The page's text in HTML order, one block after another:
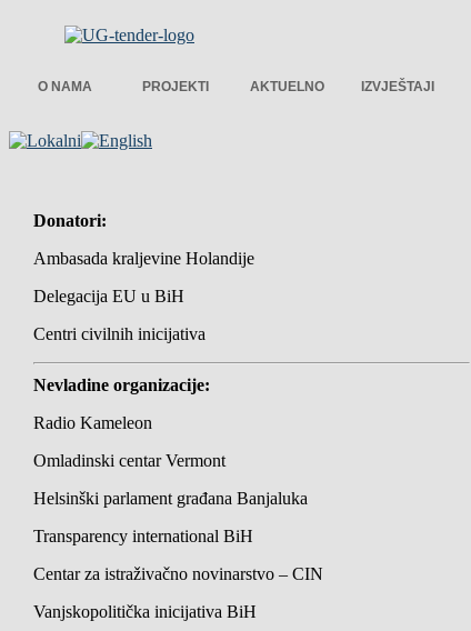
O NAMA PROJEKTI AKTUELNO IZVJEŠTAJI
Donatori:
Ambasada kraljevine Holandije
Delegacija EU u BiH
Centri civilnih inicijativa
Nevladine organizacije:
Radio Kameleon
Omladinski centar Vermont
Helsinški parlament građana Banjaluka
Transparency international BiH
Centar za istraživačno novinarstvo – CIN
Vanjskopolitička inicijativa BiH